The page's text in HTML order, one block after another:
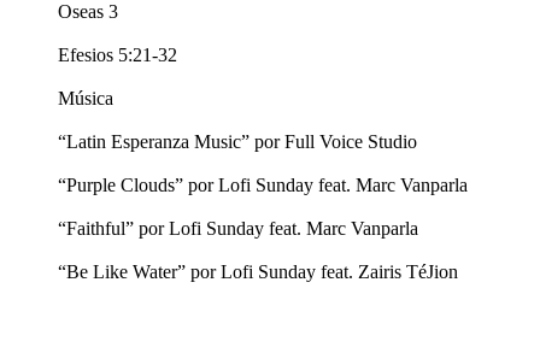
Oseas 3
Efesios 5:21-32
Música
“Latin Esperanza Music” por Full Voice Studio
“Purple Clouds” por Lofi Sunday feat. Marc Vanparla
“Faithful” por Lofi Sunday feat. Marc Vanparla
“Be Like Water” por Lofi Sunday feat. Zairis TéJion